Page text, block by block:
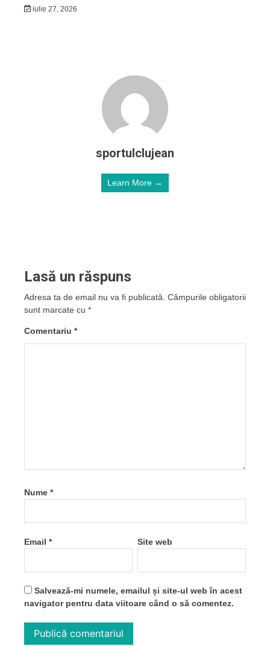
iulie 27, 2026
sportulclujean
Learn More →
Lasă un răspuns
Adresa ta de email nu va fi publicată. Câmpurile obligatorii
sunt marcate cu *
Comentariu *
Nume *
Email * Site web
Salvează-mi numele, emailul și site-ul web în acest
navigator pentru data viitoare când o să comentez.